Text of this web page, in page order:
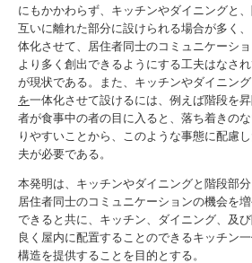
にもかかわらず、キッチンやダイニングと、
互いに離れた部分に設けられる場合が多く
体化させて、居住者同士のコミュニケーシ
より多く創出できるようにする工夫はなさ
が現状である。また、キッチンやダイニン
を一体化させて設けるには、例えば階段を
者が食事中の者の目に入ると、落ち着きの
りやすいことから、このような事態に配慮
夫が必要である。
本発明は、キッチンやダイニングと階段部分
居住者同士のコミュニケーションの機会を
できると共に、キッチン、ダイニング、及
良く屋内に配置することのできるキッチン
構造を提供することを目的とする。